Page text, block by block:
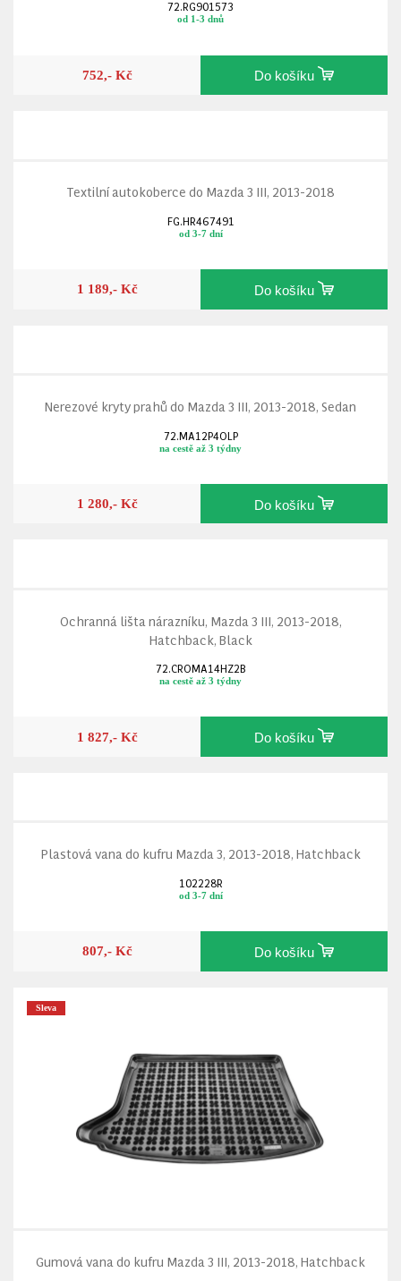
72.RG901573
od 1-3 dnů
752,- Kč Do košíku
Textilní autokoberce do Mazda 3 III, 2013-2018
FG.HR467491
od 3-7 dní
1 189,- Kč Do košíku
Nerezové kryty prahů do Mazda 3 III, 2013-2018, Sedan
72.MA12P4OLP
na cestě až 3 týdny
1 280,- Kč Do košíku
Ochranná lišta nárazníku, Mazda 3 III, 2013-2018,
Hatchback, Black
72.CROMA14HZ2B
na cestě až 3 týdny
1 827,- Kč Do košíku
Plastová vana do kufru Mazda 3, 2013-2018, Hatchback
102228R
od 3-7 dní
807,- Kč Do košíku
Sleva
Gumová vana do kufru Mazda 3 III, 2013-2018, Hatchback